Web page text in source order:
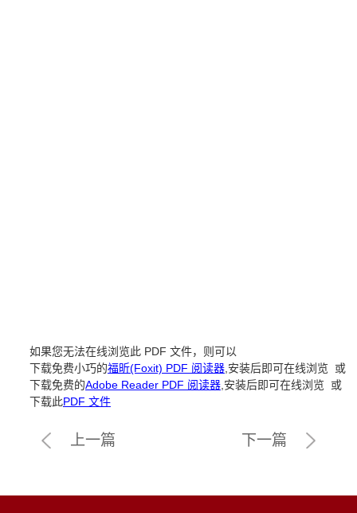
如果您无法在线浏览此 PDF 文件，则可以
下载免费小巧的福昕(Foxit) PDF 阅读器,安装后即可在线浏览 或
下载免费的Adobe Reader PDF 阅读器,安装后即可在线浏览 或
下载此PDF 文件
上一篇 下一篇